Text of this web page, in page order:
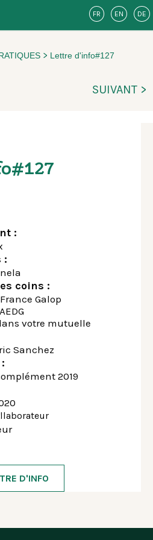
FR EN DE
> Lettre d'info#127
SUIVANT >
:
:
coins :
Galop
votre mutuelle
Sanchez
2019
D'INFO